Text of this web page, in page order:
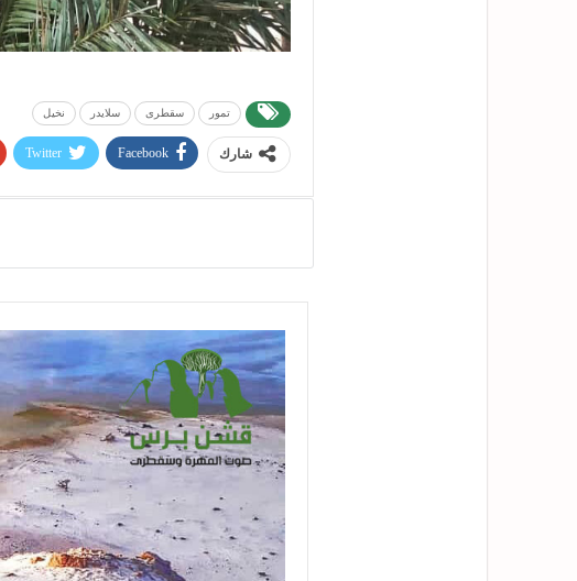
تمور سقطرى سلايدر نخيل
شارك Facebook
Twitter